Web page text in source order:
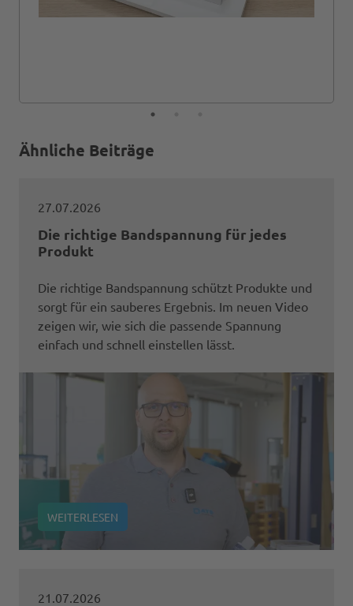
Ähnliche Beiträge
27.07.2026
Die richtige Bandspannung für jedes
Produkt
Die richtige Bandspannung schützt Produkte und
sorgt für ein sauberes Ergebnis. Im neuen Video
zeigen wir, wie sich die passende Spannung
einfach und schnell einstellen lässt.
WEITERLESEN
21.07.2026